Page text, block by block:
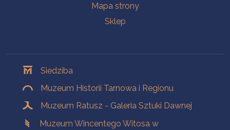
Mapa strony
Sklep
Siedziba
Muzeum Historii Tarnowa i Regionu
Muzeum Ratusz - Galeria Sztuki Dawnej
Muzeum Wincentego Witosa w